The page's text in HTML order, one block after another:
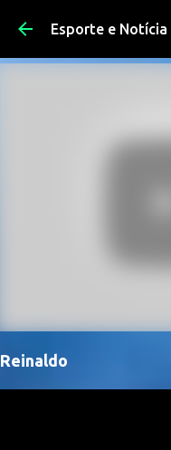
Pular para
Esporte e
Reinaldo